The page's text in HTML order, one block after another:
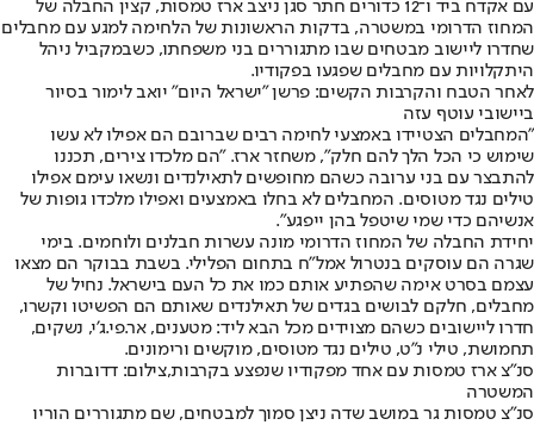
עם אקדח ביד ו־12 כדורים חתר סגן ניצב ארז טמסות, קצין החבלה של
המחוז הדרומי במשטרה, בדקות הראשונות של הלחימה למגע עם מחבלים
שחדרו ליישוב מבטחים שבו מתגוררים בני משפחתו, כשבמקביל ניהל
היתקלויות עם מחבלים שפגעו בפקודיו.
לאחר הטבח והקרבות הקשים: פרשן "ישראל היום" יואב לימור בסיור
ביישובי עוטף עזה
"המחבלים הצטיידו באמצעי לחימה רבים שברובם הם אפילו לא עשו
שימוש כי הכל הלך להם חלק", משחזר ארז. "הם מלכדו צירים, תכננו
להתבצר עם בני ערובה כשהם מחופשים לתאילנדים ונשאו עימם אפילו
טילים נגד מטוסים. המחבלים לא בחלו באמצעים ואפילו מלכדו גופות של
אנשיהם כדי שמי שיטפל בהן ייפגע".
יחידת החבלה של המחוז הדרומי מונה עשרות חבלנים ולוחמים. בימי
שגרה הם עוסקים בנטרול אמל"ח בתחום הפלילי. בשבת בבוקר הם מצאו
עצמם בסרט אימה שהפתיע אותם כמו את כל העם בישראל. נחיל של
מחבלים, חלקם לבושים בגדים של תאילנדים שאותם הם הפשיטו וקשרו,
חדרו ליישובים כשהם מצוידים מכל הבא ליד: מטענים, אר.פי.ג'י, נשקים,
תחמושת, טילי נ"ט, טילים נגד מטוסים, מוקשים ורימונים.
סנ"צ ארז טמסות עם אחד מפקודיו שנפצע בקרבות,צילום: דדוברות
המשטרה
סנ"צ טמסות גר במושב שדה ניצן סמוך למבטחים, שם מתגוררים הוריו